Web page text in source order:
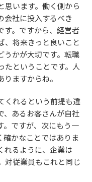
思います。働く側から
会社に投入するべき
す。ですから、経営者
、将来きっと良いこと
うかが大切です。転職
たということです。人
ますからね。
くれるという前提も違
、あるお客さんが自社
。ですが、次にもう一
確かなことではありま
れるように、企業は
対従業員もこれと同じ